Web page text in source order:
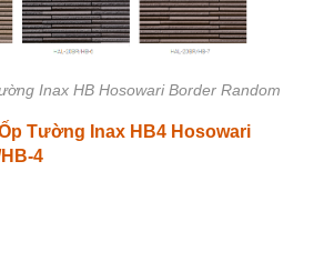
Inax HB Hosowari Border Random
Tường Inax HB4 Hosowari
4